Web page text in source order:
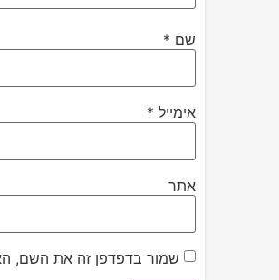
שם *
אימייל *
אתר
שמור בדפדפן זה את השם,